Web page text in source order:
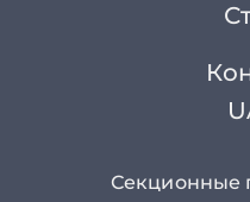
Секционные